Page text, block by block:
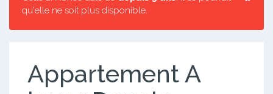
qu'elle ne soit plus disponible.
Appartement A